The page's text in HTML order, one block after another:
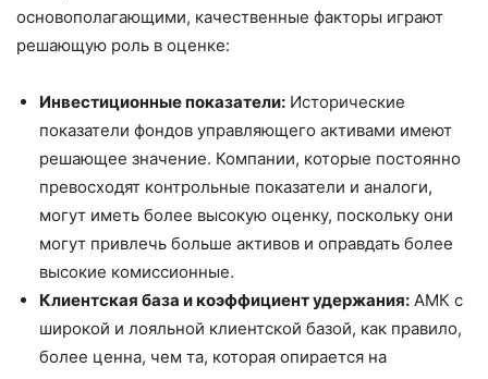
основополагающими, качественные факторы играют
решающую роль в оценке:
Инвестиционные показатели: Исторические
показатели фондов управляющего активами имеют
решающее значение. Компании, которые постоянно
превосходят контрольные показатели и аналоги,
могут иметь более высокую оценку, поскольку они
могут привлечь больше активов и оправдать более
высокие комиссионные.
Клиентская база и коэффициент удержания: АМК с
широкой и лояльной клиентской базой, как правило,
более ценна, чем та, которая опирается на